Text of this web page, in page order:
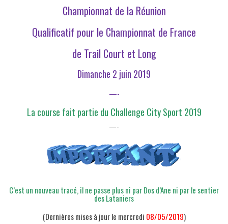
Championnat de la Réunion
Qualificatif pour le Championnat de France
de Trail Court et Long
Dimanche 2 juin 2019
—-
La course fait partie du Challenge City Sport 2019
—-
C’est un nouveau tracé, il ne passe plus ni par Dos d’Ane ni par le sentier
des Lataniers
(Dernières mises à jour le mercredi 08/05/2019)